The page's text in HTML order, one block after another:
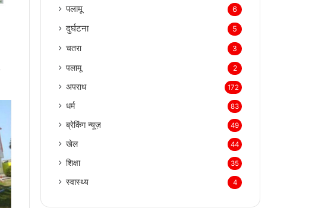
पलामू 6
दुर्घटना 5
चतरा 3
पलामू 2
अपराध 172
धर्म 83
ब्रेकिंग न्यूज़ 49
खेल 44
शिक्षा 35
स्वास्थ्य 4